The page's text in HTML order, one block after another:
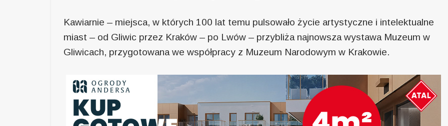
Kawiarnie – miejsca, w których 100 lat temu pulsowało życie artystyczne i intelektualne
miast – od Gliwic przez Kraków – po Lwów – przybliża najnowsza wystawa Muzeum w
Gliwicach, przygotowana we współpracy z Muzeum Narodowym w Krakowie.